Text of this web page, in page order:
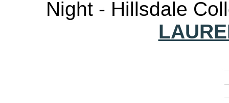
Night - Hillsdale